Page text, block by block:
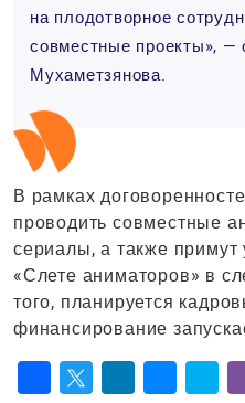
на плодотворное
совместные проекты», —
Мухаметзянова.
В рамках
проводить совместные
сериалы, а также примут
«Слете аниматоров» в
того, планируется
финансирование